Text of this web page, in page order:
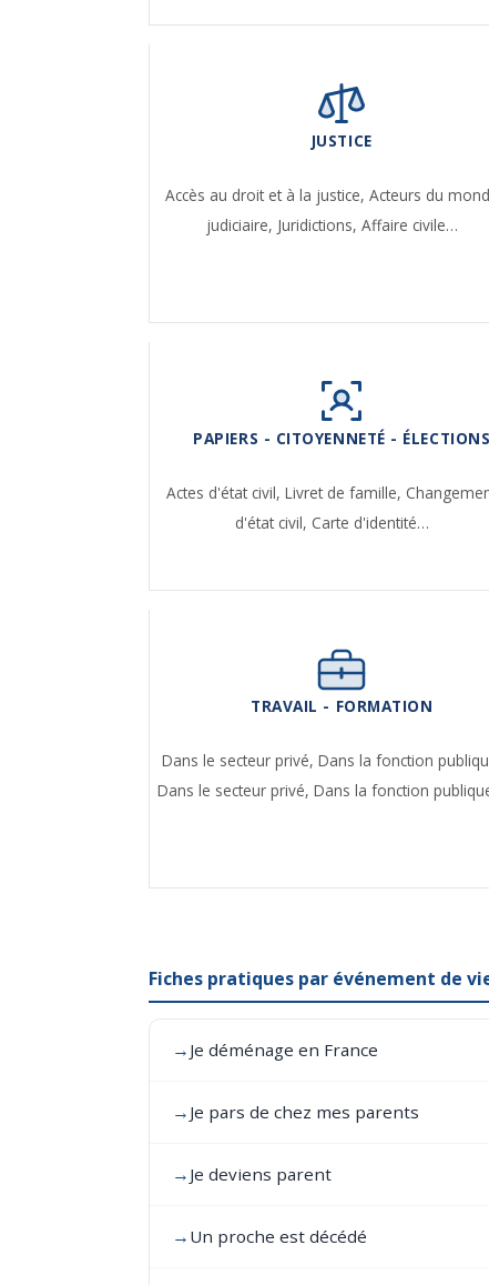
JUSTICE
Accès au droit et à la justice, Acteurs du
judiciaire, Juridictions, Affaire civile…
PAPIERS - CITOYENNETÉ - ÉLECTIONS
Actes d'état civil,Livret de famille,
d'état civil, Carte d'identité…
TRAVAIL - FORMATION
Dans le secteur privé, Dans la fonction
Dans le secteur privé,Dans la fonction
Fiches pratiques par événement de
→ Je déménage en France
→ Je pars de chez mes parents
→ Je deviens parent
→ Un proche est décédé